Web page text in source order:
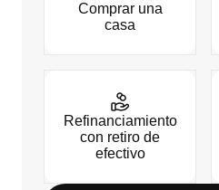
Comprar una
casa
Refinanciamiento
con retiro de
efectivo